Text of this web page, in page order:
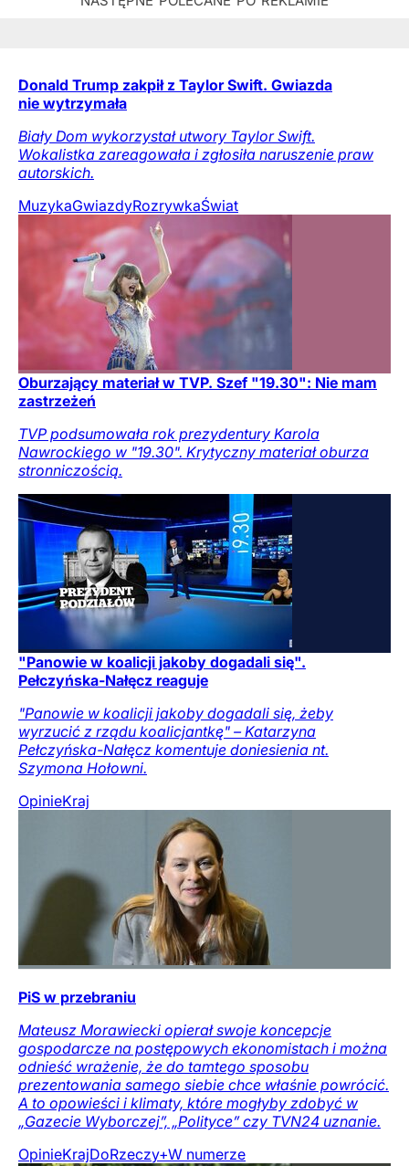
Donald Trump zakpił z Taylor Swift. Gwiazda
nie wytrzymała
Biały Dom wykorzystał utwory Taylor Swift.
Wokalistka zareagowała i zgłosiła naruszenie praw
autorskich.
MuzykaGwiazdyRozrywkaŚwiat
Oburzający materiał w TVP. Szef "19.30": Nie mam
zastrzeżeń
TVP podsumowała rok prezydentury Karola
Nawrockiego w "19.30". Krytyczny materiał oburza
stronniczością.
"Panowie w koalicji jakoby dogadali się".
Pełczyńska-Nałęcz reaguje
"Panowie w koalicji jakoby dogadali się, żeby
wyrzucić z rządu koalicjantkę" – Katarzyna
Pełczyńska-Nałęcz komentuje doniesienia nt.
Szymona Hołowni.
OpinieKraj
PiS w przebraniu
Mateusz Morawiecki opierał swoje koncepcje
gospodarcze na postępowych ekonomistach i można
odnieść wrażenie, że do tamtego sposobu
prezentowania samego siebie chce właśnie powrócić.
A to opowieści i klimaty, które mogłyby zdobyć w
„Gazecie Wyborczej”, „Polityce” czy TVN24 uznanie.
OpinieKrajDoRzeczy+W numerze